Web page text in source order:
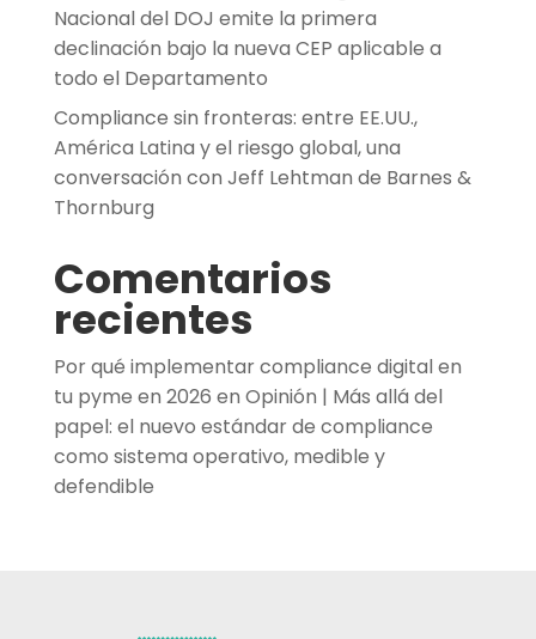
Nacional del DOJ emite la primera
declinación bajo la nueva CEP aplicable a
todo el Departamento
Compliance sin fronteras: entre EE.UU.,
América Latina y el riesgo global, una
conversación con Jeff Lehtman de Barnes &
Thornburg
Comentarios
recientes
Por qué implementar compliance digital en
tu pyme en 2026 en Opinión | Más allá del
papel: el nuevo estándar de compliance
como sistema operativo, medible y
defendible